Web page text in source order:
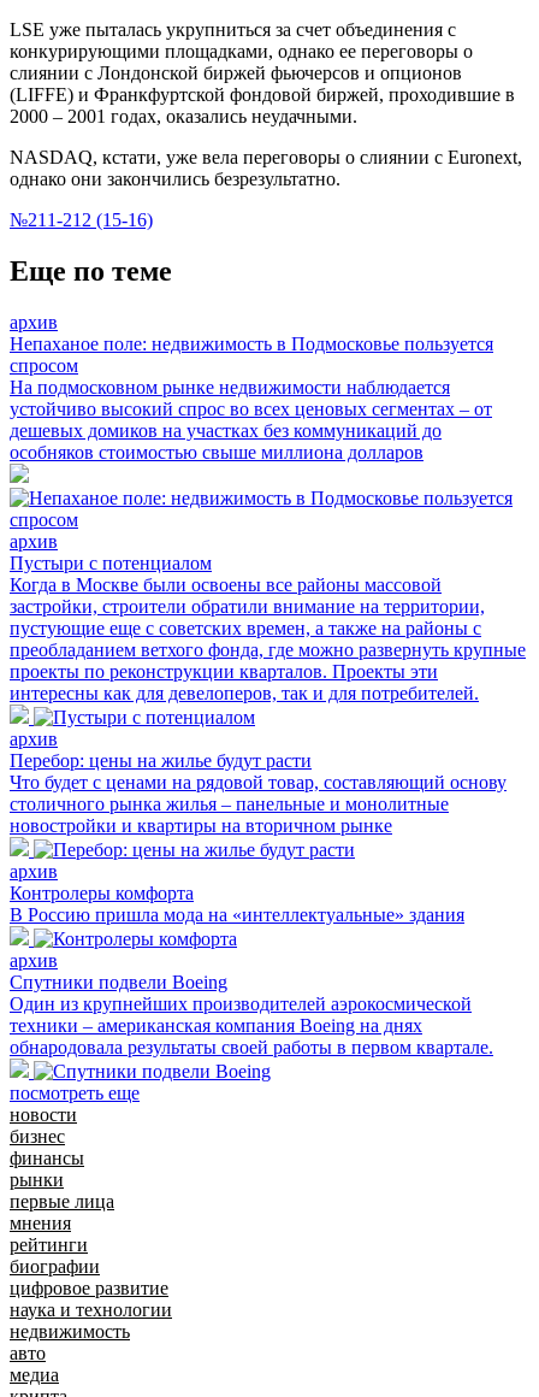
LSE уже пыталась укрупниться за счет объединения с
конкурирующими площадками, однако ее переговоры о
слиянии с Лондонской биржей фьючерсов и опционов
(LIFFE) и Франкфуртской фондовой биржей, проходившие в
2000 – 2001 годах, оказались неудачными.
NASDAQ, кстати, уже вела переговоры о слиянии с Euronext,
однако они закончились безрезультатно.
№211-212 (15-16)
Еще по теме
архив
Непаханое поле: недвижимость в Подмосковье пользуется
спросом
На подмосковном рынке недвижимости наблюдается
устойчиво высокий спрос во всех ценовых сегментах – от
дешевых домиков на участках без коммуникаций до
особняков стоимостью свыше миллиона долларов
архив
Пустыри с потенциалом
Когда в Москве были освоены все районы массовой
застройки, строители обратили внимание на территории,
пустующие еще с советских времен, а также на районы с
преобладанием ветхого фонда, где можно развернуть крупные
проекты по реконструкции кварталов. Проекты эти
интересны как для девелоперов, так и для потребителей.
архив
Перебор: цены на жилье будут расти
Что будет с ценами на рядовой товар, составляющий основу
столичного рынка жилья – панельные и монолитные
новостройки и квартиры на вторичном рынке
архив
Контролеры комфорта
В Россию пришла мода на «интеллектуальные» здания
архив
Спутники подвели Boeing
Один из крупнейших производителей аэрокосмической
техники – американская компания Boeing на днях
обнародовала результаты своей работы в первом квартале.
посмотреть еще
новости
бизнес
финансы
рынки
первые лица
мнения
рейтинги
биографии
цифровое развитие
наука и технологии
недвижимость
авто
медиа